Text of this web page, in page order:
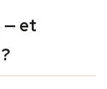
— et